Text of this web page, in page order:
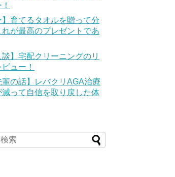
】育てるタオルを贈って分
が最高のプレゼントであ
談】宅配クリーニングのリ
ュー！
輩の話】レバクリAGA治療
減って自信を取り戻した体